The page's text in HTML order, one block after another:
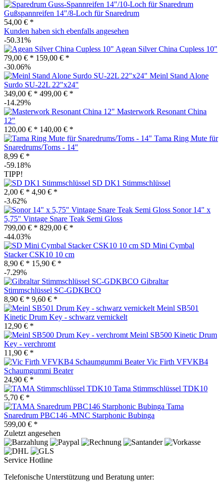
Gußspannreifen 14"/8-Loch für Snaredrum
54,00 € *
Kunden haben sich ebenfalls angesehen
-50.31%
Agean Silver China Cupless 10"
79,00 € * 159,00 € *
-30.06%
Meinl Stand Alone
Surdo SU-22L 22"x24"
349,00 € * 499,00 € *
-14.29%
Masterwork Resonant China
12"
120,00 € * 140,00 € *
Tama Ring Mute für
Snaredrums/Toms - 14"
8,99 € *
-59.18%
TIPP!
SD DK1 Stimmschlüssel
2,00 € * 4,90 € *
-3.62%
Sonor 14" x
5,75" Vintage Snare Teak Semi Gloss
799,00 € * 829,00 € *
-44.03%
SD Mini Cymbal
Stacker CSK10 10 cm
8,90 € * 15,90 € *
-7.29%
Gibraltar
Stimmschlüssel SC-GDKBCO
8,90 € * 9,60 € *
Meinl SB501
Kinetic Drum Key - schwarz vernickelt
12,90 € *
Meinl SB500 Kinetic Drum
Key - verchromt
11,90 € *
Vic Firth VFVKB4
Schaumgummi Beater
24,90 € *
Tama Stimmschlüssel TDK10
5,70 € *
Tama
Snaredrum PBC146 -MNC Starphonic Bubinga
599,00 € *
Zuletzt angesehen
Service Hotline
Telefonische Unterstützung und Beratung unter: